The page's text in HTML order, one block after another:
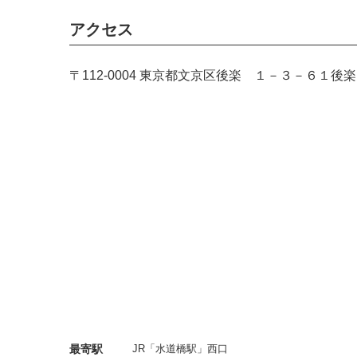
参戦決定選手
フリー 岩本煌史、阿部史典
アクセス
〒112-0004 東京都文京区後楽 １－３－６１後
最寄駅 JR「水道橋駅」西口